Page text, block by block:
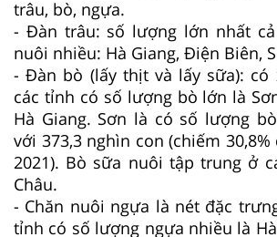
trâu, bò, ngựa.
- Đàn trâu: số lượng lớn nhất
nuôi nhiều: Hà Giang, Điện Biên,
- Đàn bò (lấy thịt và lấy sữa): có
các tỉnh có số lượng bò lớn là
Hà Giang. Sơn là có số lượng
với 373,3 nghìn con (chiếm
2021). Bò sữa nuôi tập trung ở
Châu.
- Chăn nuôi ngựa là nét đặc
tỉnh có số lượng ngựa nhiều là Hà